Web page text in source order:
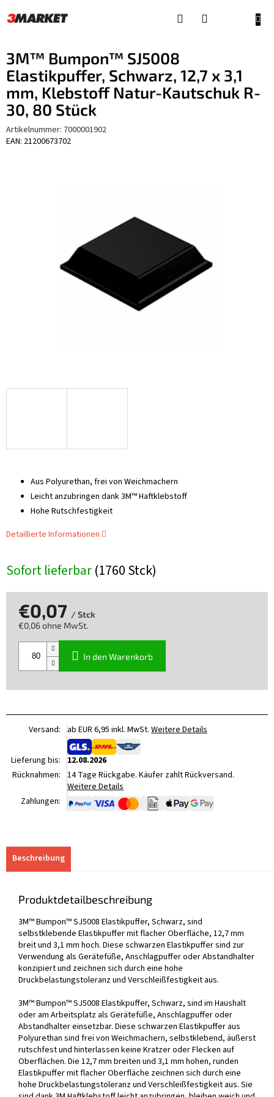
Inhalt
3M™ Bumpon™ SJ5008
Elastikpuffer, Schwarz, 12,7 x 3,1
mm, Klebstoff Natur-Kautschuk R-
30, 80 Stück
Artikelnummer: 7000001902
EAN: 21200673702
Sofort lieferbar(1760 Stck)
Aus Polyurethan, frei von Weichmachern
Leicht anzubringen dank 3M™ Haftklebstoff
Hohe Rutschfestigkeit
Detaillierte Informationen
€0,07 / Stck
€0,06 ohne MwSt.
In den Warenkorb
Versand: ab EUR 6,95 inkl. MwSt. Weitere Details
Lieferung bis:
12.08.2026
Rücknahmen: 14 Tage Rückgabe. Käufer zahlt Rückversand.
Weitere Details
Zahlungen:
Beschreibung
Produktdetailbeschreibung
3M™ Bumpon™ SJ5008 Elastikpuffer, Schwarz, sind
selbstklebende Elastikpuffer mit flacher Oberfläche, 12,7 mm
breit und 3,1 mm hoch. Diese schwarzen Elastikpuffer sind zur
Verwendung als Gerätefüße, Anschlagpuffer oder Abstandhalter
konzipiert und zeichnen sich durch eine hohe
Druckbelastungstoleranz und Verschleißfestigkeit aus.
3M™ Bumpon™ SJ5008 Elastikpuffer, Schwarz, sind im Haushalt
oder am Arbeitsplatz als Gerätefüße, Anschlagpuffer oder
Abstandhalter einsetzbar. Diese schwarzen Elastikpuffer aus
Polyurethan sind frei von Weichmachern, selbstklebend, äußerst
rutschfest und hinterlassen keine Kratzer oder Flecken auf
Oberflächen. Die 12,7 mm breiten und 3,1 mm hohen, runden
Elastikpuffer mit flacher Oberfläche zeichnen sich durch eine
hohe Druckbelastungstoleranz und Verschleißfestigkeit aus. Sie